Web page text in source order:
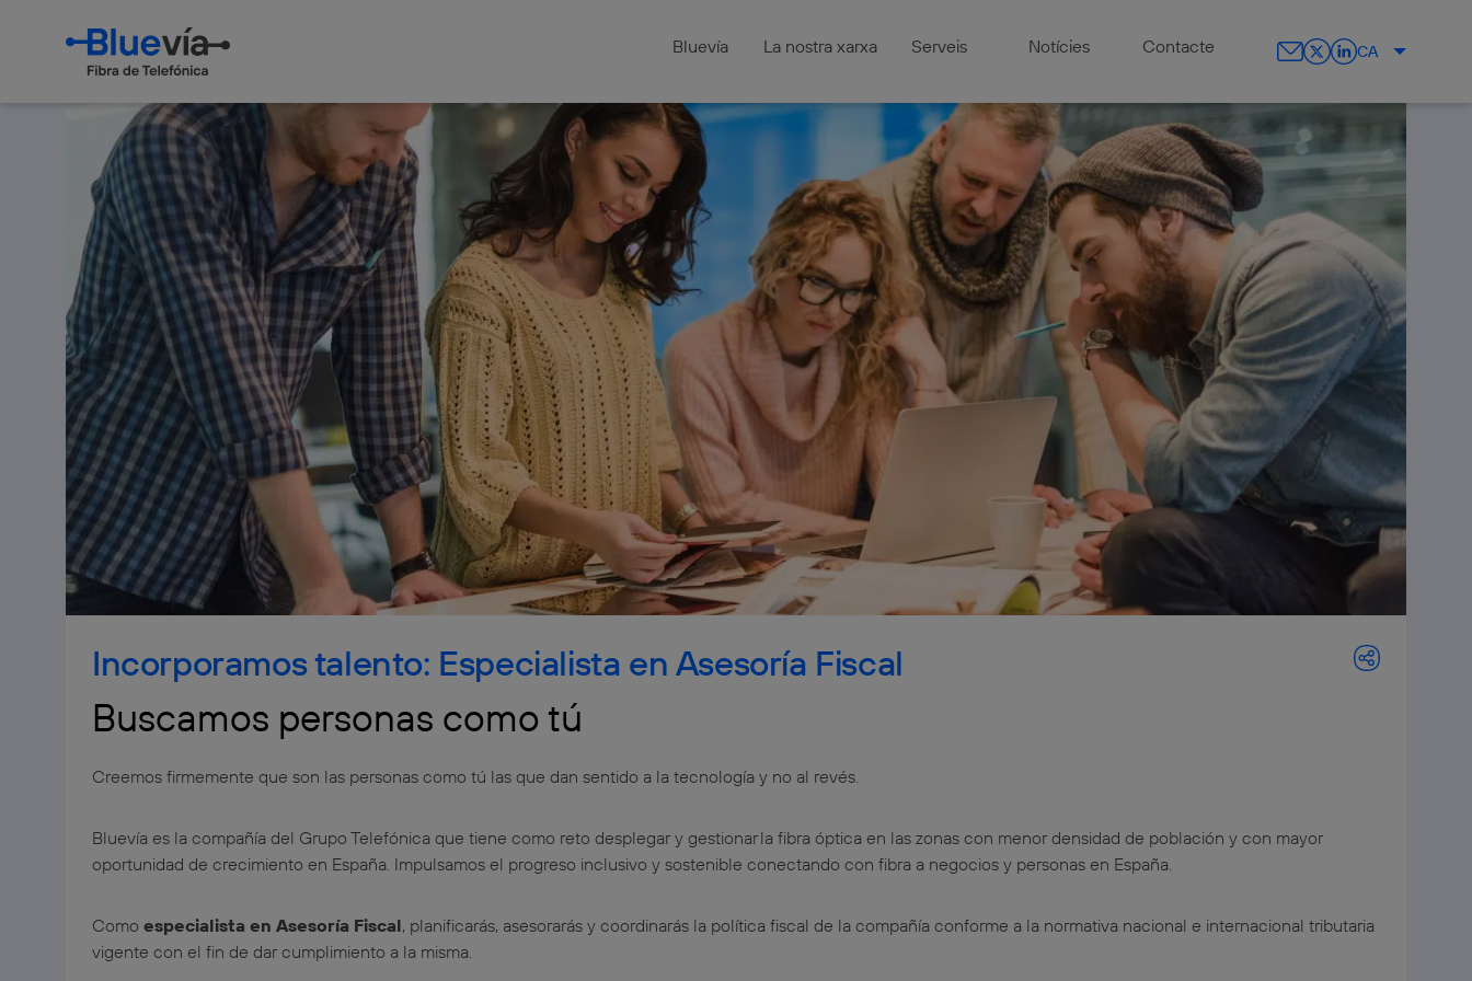
Bluevía La nostra xarxa Serveis Notícies Contacte CA
Incorporamos talento: Especialista en Asesoría Fiscal
Buscamos personas como tú
Creemos firmemente que son las personas como tú las que dan sentido a la tecnología y no al revés.
Bluevía es la compañía del Grupo Telefónica que tiene como reto desplegar y gestionar la fibra óptica en las zonas con menor densidad de población y con mayor
oportunidad de crecimiento en España. Impulsamos el progreso inclusivo y sostenible conectando con fibra a negocios y personas en España.
Como especialista en Asesoría Fiscal, planificarás, asesorarás y coordinarás la política fiscal de la compañía conforme a la normativa nacional e internacional tributaria
vigente con el fin de dar cumplimiento a la misma.